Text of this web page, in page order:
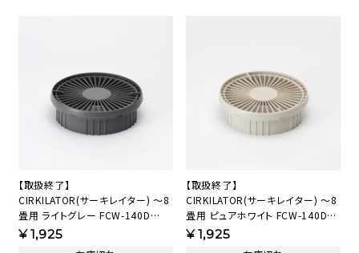
【取扱終了】
CIRKILATOR(サーキレイター) ～8
畳用 ライトグレー FCW-140D
(LGY) 前ガード組品(LGY) 【KAP】
¥1,925
【取扱終了】
CIRKILATOR(サーキレイター) ～8
畳用 ピュアホワイト FCW-140D
(PWH) 前ガード組品(PWH)
¥1,925